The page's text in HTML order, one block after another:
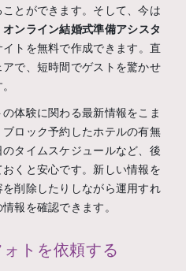
とができます。そして、今は
オンライン結婚式準備アシスタ
トを無料で作成できます。直
で、短時間でゲストを驚かせ
体験に関わる最新情報をこま
ロック予約したホテルの有無
タイムスケジュールなど、後
くと安心です。新しい情報を
削除したりしながら運用すれ
報を確認できます。
トを依頼する